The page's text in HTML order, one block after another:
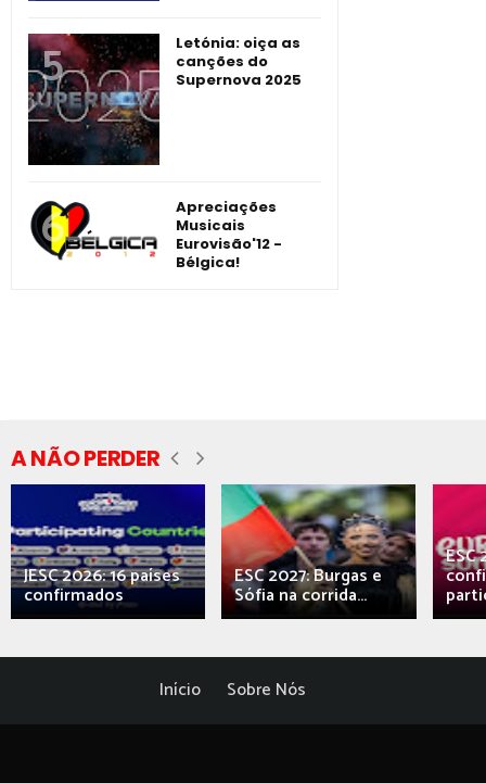
Letónia: oiça as
canções do
Supernova 2025
Apreciações
Musicais
Eurovisão'12 -
Bélgica!
A NÃO PERDER
JESC 2026: 16 países
confirmados
ESC 2027: Burgas e
Sófia na corrida...
ESC
Início Sobre Nós